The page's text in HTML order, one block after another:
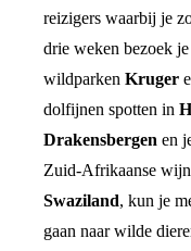
reizigers waarbij je
drie weken bezoek
wildparken Kruger
dolfijnen spotten in
Drakensbergen en
Zuid-Afrikaanse
Swaziland, kun je
gaan naar wilde